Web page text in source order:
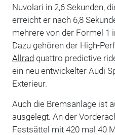
Nuvolari in 2,6 Sekunden,
erreicht er nach 6,8
mehrere von der Formel 1
Dazu gehören der High-
Allradquattro predictive
ein neu entwickelter Audi
Exterieur.
Auch die Bremsanlage ist
ausgelegt. An der
Festsättel mit 420 mal 40